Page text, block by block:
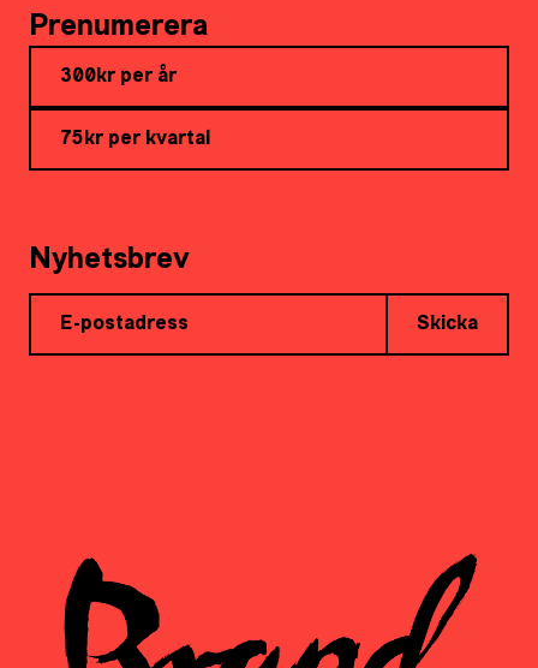
Prenumerera
300kr per år
75kr per kvartal
Nyhetsbrev
Skicka